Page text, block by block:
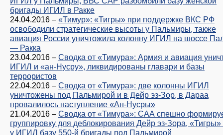
бригады ИГИЛ в Ракке
24.04.2016 – «Тимур»: «Тигры» при поддержке ВКС РФ
освободили стратегические высоты у Пальмиры, также
авиация России уничтожила колонну ИГИЛ на шоссе
— Ракка
23.04.2016 – Сводка от «Тимура»: Армия и авиация
ИГИЛ и «ан-Нусру», ликвидированы главари и базы
террористов
22.04.2016 – Сводка от «Тимура»: две колонны ИГИЛ
уничтожены под Пальмирой и в Дейр эз-Зор, в Дараа
провалилось наступление «Ан-Нусры»
21.04.2016 – Сводка от «Тимура»: САА спешно
группировку для деблокирования Дейр эз-Зора, «Тигры»
у ИГИЛ базу 550-й бригады под Пальмирой